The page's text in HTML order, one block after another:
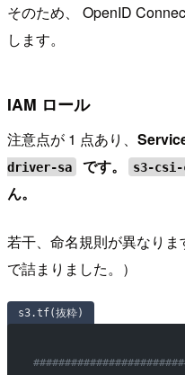
そのため、 OpenID
します。
IAM ロール
注意点が 1 点あり、
driver-sa
です。 s3-
ん。
若干、命名規則が異なり
で詰まりました。）
s3.tf(抜粋)